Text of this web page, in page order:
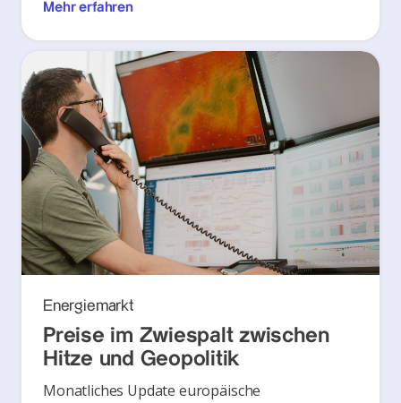
Mehr erfahren
Energiemarkt
Preise im Zwiespalt zwischen
Hitze und Geopolitik
Monatliches Update europäische